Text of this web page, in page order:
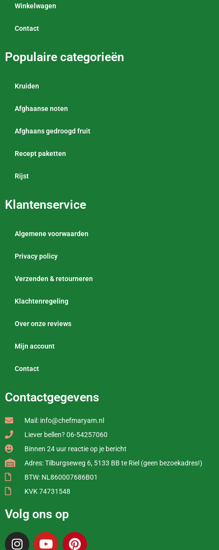
Winkelwagen
Contact
Populaire categorieën
Kruiden
Afghaanse noten
Afghaans gedroogd fruit
Recept paketten
Rijst
Klantenservice
Algemene voorwaarden
Privacy policy
Verzenden & retourneren
Klachtenregeling
Over onze reviews
Mijn account
Contact
Contactgegevens
Mail: info@chefmaryam.nl
Liever bellen? 06-54257060
Binnen 24 uur reactie op je bericht
Adres: Tilburgseweg 6, 5133 BB te Riel (geen bezoekadres!)
BTW: NL860007686B01
KVK 74731548
Volg ons op
I
Y
P